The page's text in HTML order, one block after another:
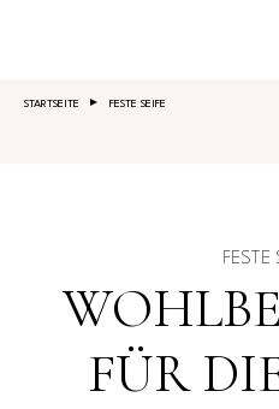
STARTSEITE FESTE SEIFE
FESTE
FÜR